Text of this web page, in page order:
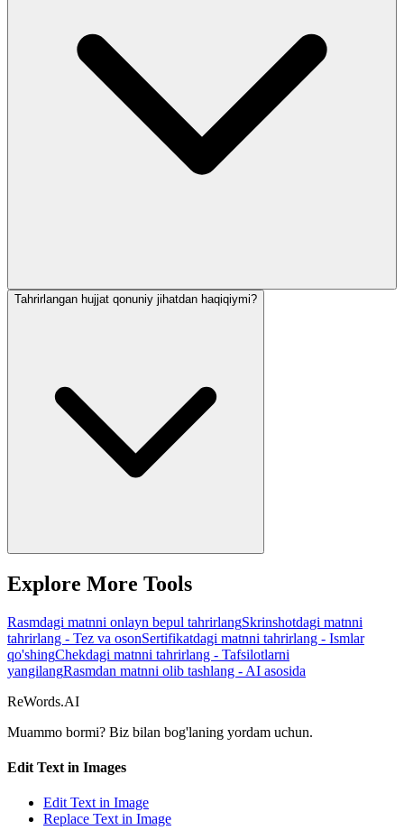
Tahrirlangan hujjat qonuniy jihatdan haqiqiymi?
Explore More Tools
Rasmdagi matnni onlayn bepul tahrirlangSkrinshotdagi matnni
tahrirlang - Tez va osonSertifikatdagi matnni tahrirlang - Ismlar
qo'shingChekdagi matnni tahrirlang - Tafsilotlarni
yangilangRasmdan matnni olib tashlang - AI asosida
ReWords.AI
Muammo bormi? Biz bilan bog'laning yordam uchun.
Edit Text in Images
Edit Text in Image
Replace Text in Image